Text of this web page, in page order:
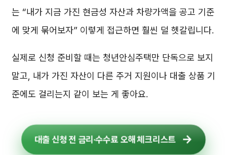
는 “내가 지금 가진 현금성 자산과 차량가액을 공고 기준
에 맞게 묶어보자” 이렇게 접근하면 훨씬 덜 헷갈립니다.
실제로 신청 준비할 때는 청년안심주택만 단독으로 보지
말고, 내가 가진 자산이 다른 주거 지원이나 대출 상품 기
준에도 걸리는지 같이 보는 게 좋아요.
대출 신청 전 금리·수수료 오해 체크리스트